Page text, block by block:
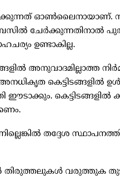
ഓൺലൈനായാണ്‌.
ചേർക്കുന്നതിനാൽ
ഉണ്ടാകില്ല.
അനുവാദമില്ലാത്ത
കെട്ടിടങ്ങളിൽ
ഇ‍ൗടാക്കും.
തദ്ദേശ
തിരുത്തലുകൾ വരുത്തുക